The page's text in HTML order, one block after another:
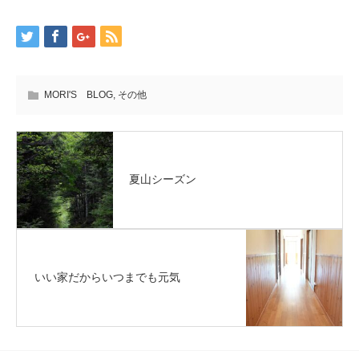
MORI'S BLOG, その他
夏山シーズン
いい家だからいつまでも元気